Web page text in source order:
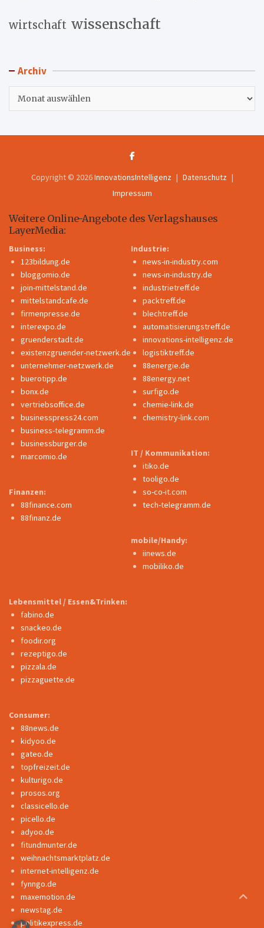
wirtschaft wissenschaft
Archiv
Copyright © 2026InnovationsIntelligenz
Datenschutz
Impressum
Weitere Online-Angebote des Verlagshauses
LayerMedia:
Business:
123bildung.de
bloggomio.de
join-mittelstand.de
mittelstandcafe.de
firmenpresse.de
interexpo.de
gruenderstadt.de
existenzgruender-netzwerk.de
unternehmer-netzwerk.de
buerotipp.de
bonx.de
vertriebsoffice.de
businesspress24.com
business-telegramm.de
businessburger.de
marcomio.de
Finanzen:
88finance.com
88finanz.de
Industrie:
news-in-industry.com
news-in-industry.de
industrietreff.de
packtreff.de
blechtreff.de
automatisierungstreff.de
innovations-intelligenz.de
logistiktreff.de
88energie.de
88energy.net
surfigo.de
chemie-link.de
chemistry-link.com
IT / Kommunikation:
itiko.de
tooligo.de
so-co-it.com
tech-telegramm.de
mobile/Handy:
iinews.de
mobiliko.de
Lebensmittel / Essen&Trinken:
fabino.de
snackeo.de
foodir.org
rezeptigo.de
pizzala.de
pizzaguette.de
Consumer:
88news.de
kidyoo.de
gateo.de
topfreizeit.de
kulturigo.de
prosos.org
classicello.de
picello.de
adyoo.de
fitundmunter.de
weihnachtsmarktplatz.de
internet-intelligenz.de
fynngo.de
maxemotion.de
newstag.de
politikexpress.de